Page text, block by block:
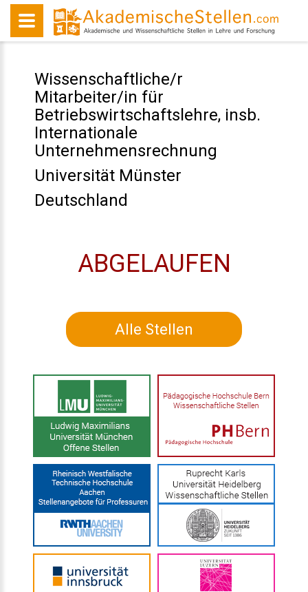
Wissenschaftliche/r
Mitarbeiter/in für
Betriebswirtschaftslehre, insb.
Internationale
Unternehmensrechnung
Universität Münster
Deutschland
ABGELAUFEN
Alle Stellen